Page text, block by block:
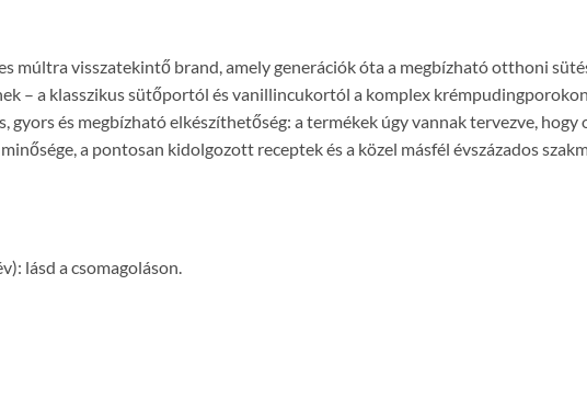
múltra visszatekintő brand, amely generációk óta a megbízható otthoni
– a klasszikus sütőportól és vanillincukortól a komplex
gyors és megbízható elkészíthetőség: a termékek úgy vannak tervezve,
a pontosan kidolgozott receptek és a közel másfél évszázados
lásd a csomagoláson.